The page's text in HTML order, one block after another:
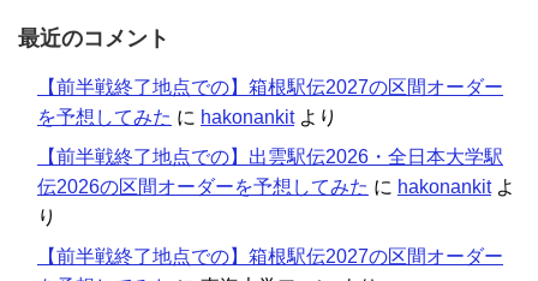
最近のコメント
【前半戦終了地点での】箱根駅伝2027の区間オーダー
を予想してみた に hakonankitより
【前半戦終了地点での】出雲駅伝2026・全日本大学駅
伝2026の区間オーダーを予想してみた に hakonankitよ
り
【前半戦終了地点での】箱根駅伝2027の区間オーダー